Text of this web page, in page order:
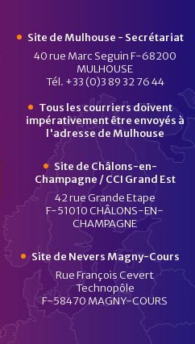
Site de Mulhouse - Secrétariat
40 rue Marc Seguin F-68200
MULHOUSE
Tél. +33 (0)3 89 32 76 44
Tous les courriers doivent
impérativement être envoyés à
l'adresse de Mulhouse
Site de Châlons-en-
Champagne / CCI Grand Est
42 rue Grande Etape
F-51010 CHÂLONS-EN-
CHAMPAGNE
Site de Nevers Magny-Cours
Rue François Cevert
Technopôle
F-58470 MAGNY-COURS